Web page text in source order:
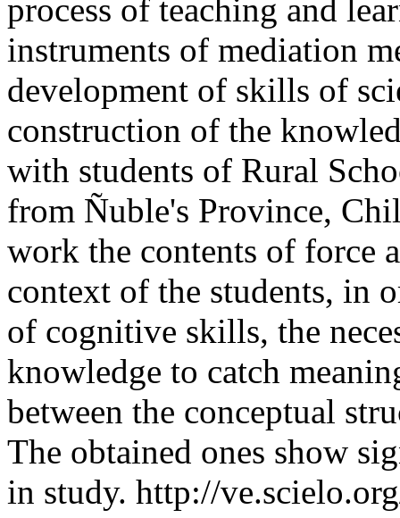
process of teaching and
instruments of mediation
development of skills of
construction of the
with students of Rural
from Ñuble's Province,
work the contents of force
context of the students, in
of cognitive skills, the
knowledge to catch
between the conceptual
The obtained ones show
in study. http://